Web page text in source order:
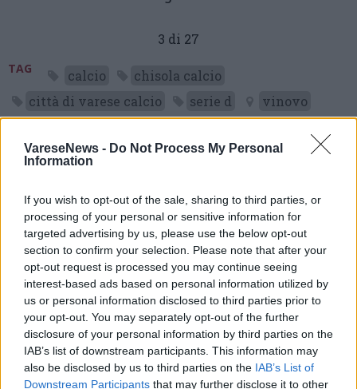
VareseNews - Do Not Process My Personal
Information
If you wish to opt-out of the sale, sharing to third parties, or
processing of your personal or sensitive information for
targeted advertising by us, please use the below opt-out
section to confirm your selection. Please note that after your
opt-out request is processed you may continue seeing
interest-based ads based on personal information utilized by
us or personal information disclosed to third parties prior to
your opt-out. You may separately opt-out of the further
disclosure of your personal information by third parties on the
IAB’s list of downstream participants. This information may
also be disclosed by us to third parties on the IAB’s List of
Downstream Participants that may further disclose it to other
3 di 27
TAG calcio
chisola calcio
città di varese calcio
serie d vinovo
Giornata nera per il Varese: sconfitta 2-0 sul campo del
Chisola
ADV